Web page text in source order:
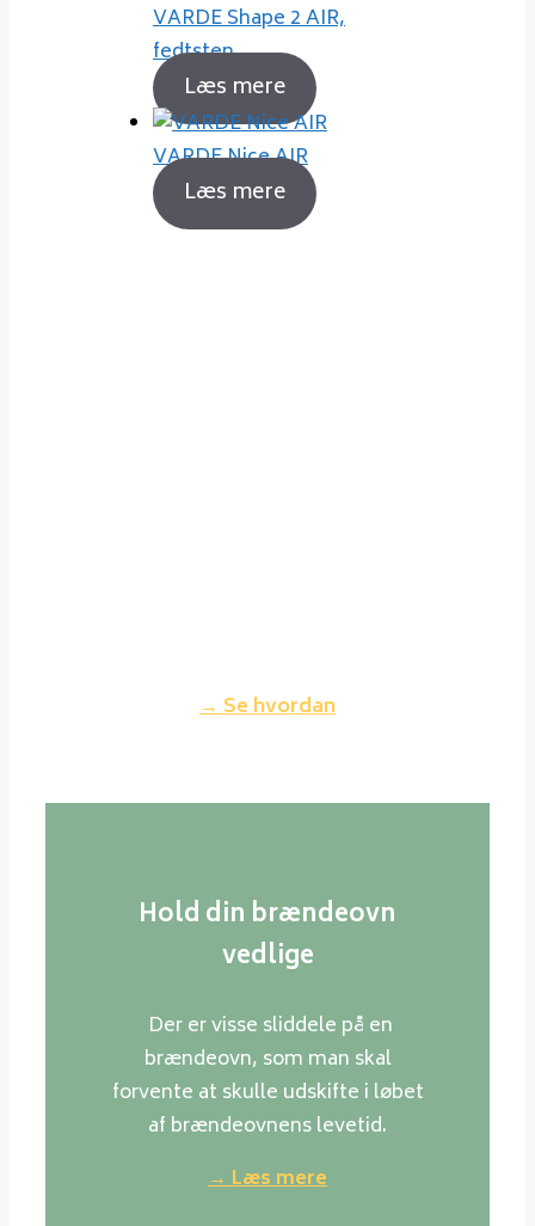
VARDE Shape 2 AIR,
fedtsten
Læs mere
VARDE Nice AIR
Læs mere
→ Se hvordan
Hold din brændeovn
vedlige
Der er visse sliddele på en
brændeovn, som man skal
forvente at skulle udskifte i løbet
af brændeovnens levetid.
→ Læs mere